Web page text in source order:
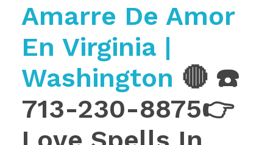
Amarre De Amor
En Virginia |
Washington 🔴 ☎️
713-230-8875👉